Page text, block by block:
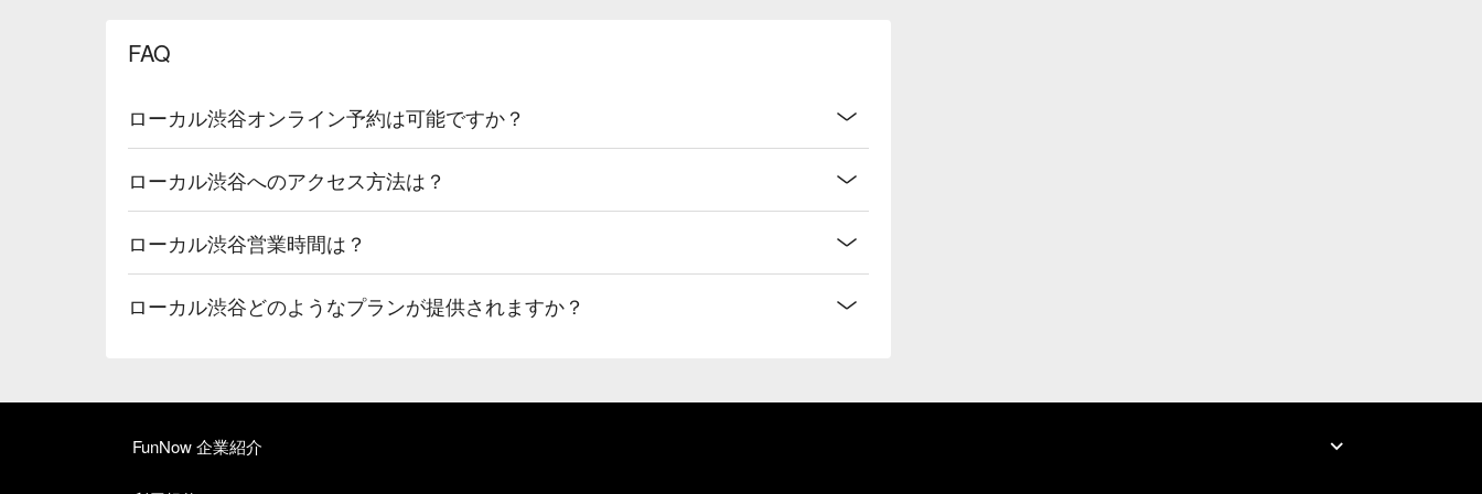
FAQ
ローカル渋谷オンライン予約は可能ですか？
ローカル渋谷へのアクセス方法は？
ローカル渋谷営業時間は？
ローカル渋谷どのようなプランが提供されますか？
FunNow 企業紹介